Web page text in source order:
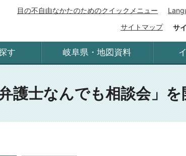
目の不自由なかたのためのクイックメニュー
サイトマップ
サ
す 岐阜県・地図資料
弁護士なんでも相談会」を